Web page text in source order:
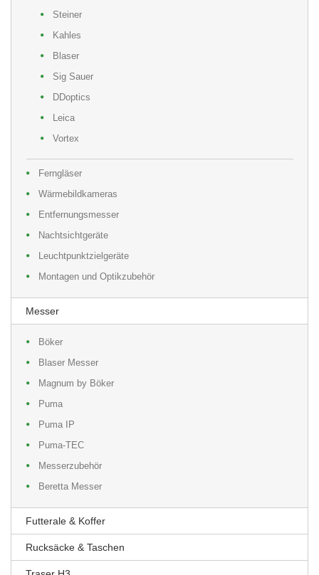
Steiner
Kahles
Blaser
Sig Sauer
DDoptics
Leica
Vortex
Ferngläser
Wärmebildkameras
Entfernungsmesser
Nachtsichtgeräte
Leuchtpunktzielgeräte
Montagen und Optikzubehör
Messer
Böker
Blaser Messer
Magnum by Böker
Puma
Puma IP
Puma-TEC
Messerzubehör
Beretta Messer
Futterale & Koffer
Rucksäcke & Taschen